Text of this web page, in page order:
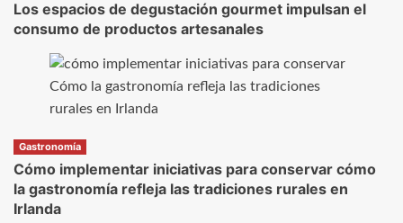
Los espacios de degustación gourmet impulsan el
consumo de productos artesanales
Gastronomía
Cómo implementar iniciativas para conservar cómo
la gastronomía refleja las tradiciones rurales en
Irlanda